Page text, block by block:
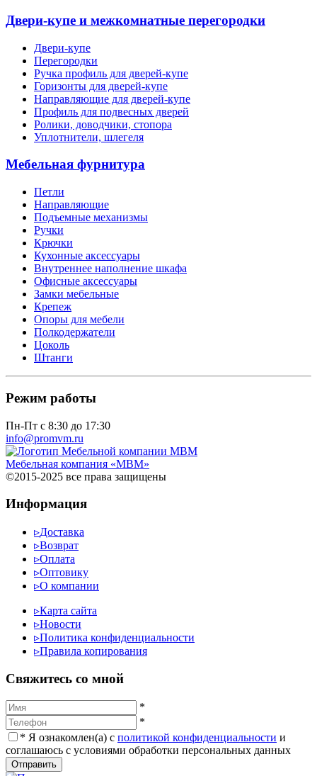
Двери-купе и межкомнатные перегородки
Двери-купе
Перегородки
Ручка профиль для дверей-купе
Горизонты для дверей-купе
Направляющие для дверей-купе
Профиль для подвесных дверей
Ролики, доводчики, стопора
Уплотнители, шлегеля
Мебельная фурнитура
Петли
Направляющие
Подъемные механизмы
Ручки
Крючки
Кухонные аксессуары
Внутреннее наполнение шкафа
Офисные аксессуары
Замки мебельные
Крепеж
Опоры для мебели
Полкодержатели
Цоколь
Штанги
Режим работы
Пн-Пт с 8:30 до 17:30
info@promvm.ru
Мебельная компания «МВМ»
©2015-2025 все права защищены
Информация
▹Доставка
▹Возврат
▹Оплата
▹Оптовику
▹О компании
▹Карта сайта
▹Новости
▹Политика конфиденциальности
▹Правила копирования
Cвяжитесь со мной
*
*
* Я ознакомлен(а) с политикой конфиденциальности и
соглашаюсь с условиями обработки персональных данных
Отправить